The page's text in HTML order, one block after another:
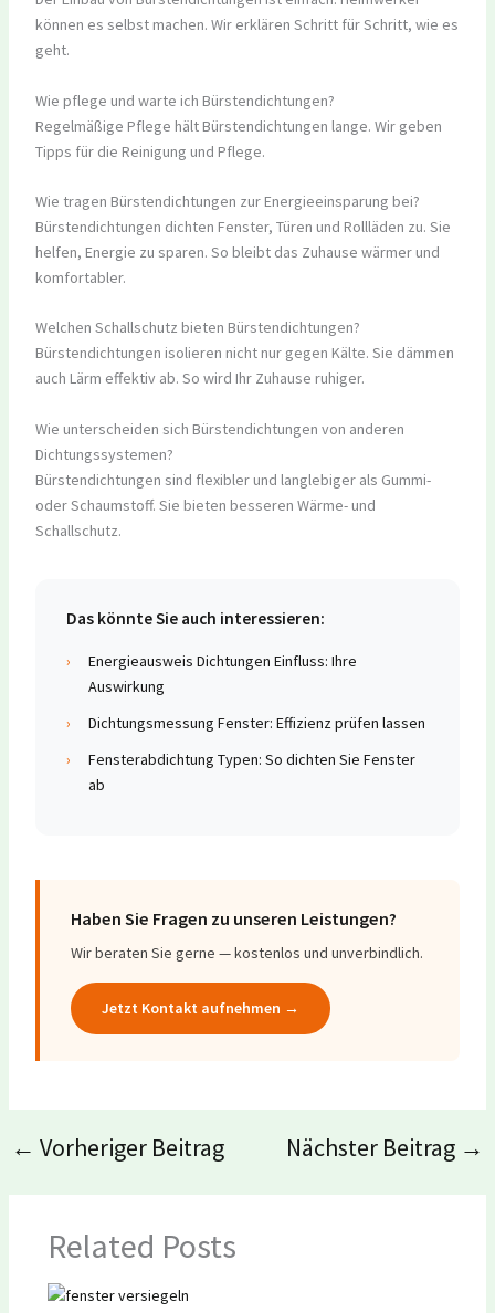
können es selbst machen. Wir erklären Schritt für Schritt, wie es
geht.
Wie pflege und warte ich Bürstendichtungen?
Regelmäßige Pflege hält Bürstendichtungen lange. Wir geben
Tipps für die Reinigung und Pflege.
Wie tragen Bürstendichtungen zur Energieeinsparung bei?
Bürstendichtungen dichten Fenster, Türen und Rollläden zu. Sie
helfen, Energie zu sparen. So bleibt das Zuhause wärmer und
komfortabler.
Welchen Schallschutz bieten Bürstendichtungen?
Bürstendichtungen isolieren nicht nur gegen Kälte. Sie dämmen
auch Lärm effektiv ab. So wird Ihr Zuhause ruhiger.
Wie unterscheiden sich Bürstendichtungen von anderen
Dichtungssystemen?
Bürstendichtungen sind flexibler und langlebiger als Gummi-
oder Schaumstoff. Sie bieten besseren Wärme- und
Schallschutz.
Das könnte Sie auch interessieren:
›
Energieausweis Dichtungen Einfluss: Ihre
Auswirkung
›
Dichtungsmessung Fenster: Effizienz prüfen lassen
›
Fensterabdichtung Typen: So dichten Sie Fenster
ab
Haben Sie Fragen zu unseren Leistungen?
Wir beraten Sie gerne — kostenlos und unverbindlich.
Jetzt Kontakt aufnehmen →
← Vorheriger Beitrag Nächster Beitrag →
Related Posts